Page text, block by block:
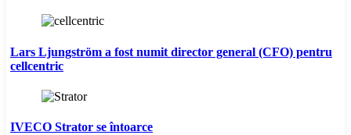
Lars Ljungström a fost numit director general (CFO) pentru
cellcentric
IVECO Strator se întoarce